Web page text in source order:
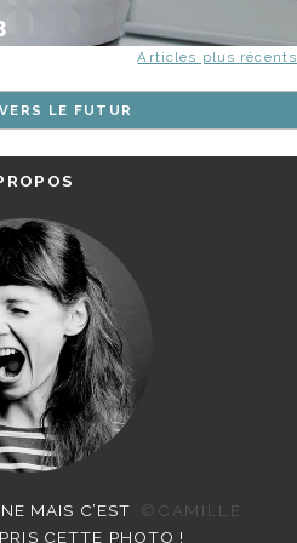
Articles plus récents
LE FUTUR
MAIS C’EST
©CAMILLE
CETTE PHOTO !